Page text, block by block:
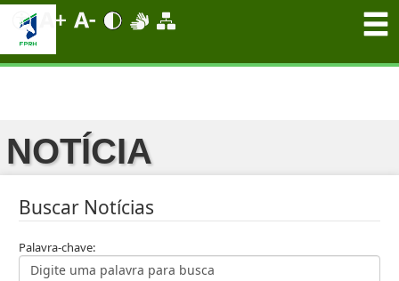
NOTÍCIA
Buscar Notícias
Palavra-chave: